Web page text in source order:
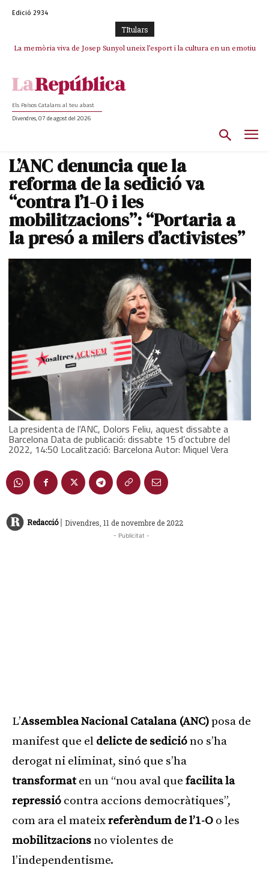
Edició 2934
TItulars
La memòria viva de Josep Sunyol uneix l’esport i la cultura en un emotiu
La “dignitat” a mitges de Marc Puigtió: renuncia a Girona pels àudios però
Els Països Catalans al teu abast
Divendres, 07 de agost del 2026
L’ANC denuncia que la
reforma de la sedició va
“contra l’1-O i les
mobilitzacions”: “Portaria a
la presó a milers d’activistes”
La presidenta de l'ANC, Dolors Feliu, aquest dissabte a
Barcelona Data de publicació: dissabte 15 d’octubre del
2022, 14:50 Localització: Barcelona Autor: Miquel Vera
Redacció | Divendres, 11 de novembre de 2022
- Publicitat -
L’Assemblea Nacional Catalana (ANC)posa de
manifest que el delicte de sedicióno s’ha
derogat ni eliminat, sinó que s’ha
transformaten un “nou aval que facilita la
repressió contra accions democràtiques”,
com ara el mateixreferèndum de l’1-O o les
mobilitzacionsno violentes de
l’independentisme.